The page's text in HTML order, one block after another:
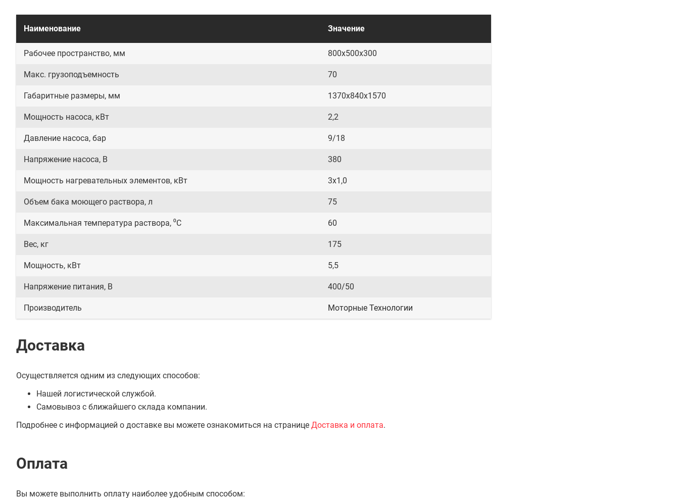
Наименование Значение
Рабочее пространство, мм 800х500х300
Макс. грузоподъемность 70
Габаритные размеры, мм 1370х840х1570
Мощность насоса, кВт 2,2
Давление насоса, бар 9/18
Напряжение насоса, В 380
Мощность нагревательных элементов, кВт 3х1,0
Объем бака моющего раствора, л 75
Максимальная температура раствора, ⁰С 60
Вес, кг 175
Мощность, кВт 5,5
Напряжение питания, В 400/50
Производитель Моторные Технологии
Доставка
Осуществляется одним из следующих способов:
Нашей логистической службой.
Самовывоз с ближайшего склада компании.
Подробнее с информацией о доставке вы можете ознакомиться на странице Доставка и оплата.
Оплата
Вы можете выполнить оплату наиболее удобным способом: